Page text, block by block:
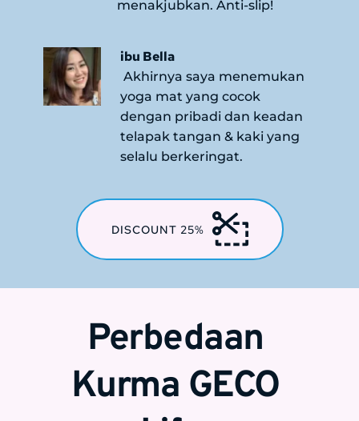
menakjubkan. Anti-slip!
ibu Bella
yoga mat yang cocok
dengan pribadi dan keadan
telapak tangan & kaki yang
selalu berkeringat.
DISCOUNT 25%
Perbedaan
Kurma GECO